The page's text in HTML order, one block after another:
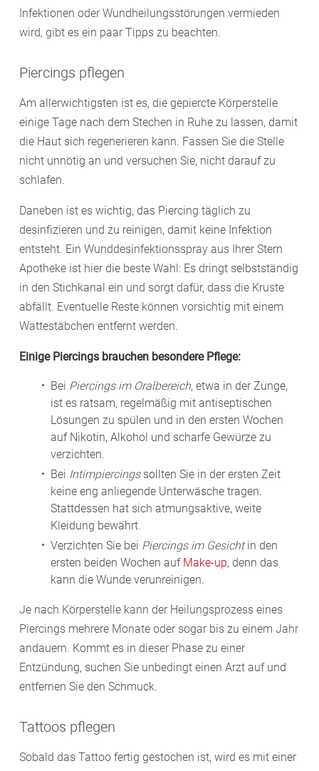
Infektionen oder Wundheilungsstörungen vermieden
wird, gibt es ein paar Tipps zu beachten.
Piercings pflegen
Am allerwichtigsten ist es, die gepiercte Körperstelle
einige Tage nach dem Stechen in Ruhe zu lassen, damit
die Haut sich regenerieren kann. Fassen Sie die Stelle
nicht unnötig an und versuchen Sie, nicht darauf zu
schlafen.
Daneben ist es wichtig, das Piercing täglich zu
desinfizieren und zu reinigen, damit keine Infektion
entsteht. Ein Wunddesinfektionsspray aus Ihrer Stern
Apotheke ist hier die beste Wahl: Es dringt selbstständig
in den Stichkanal ein und sorgt dafür, dass die Kruste
abfällt. Eventuelle Reste können vorsichtig mit einem
Wattestäbchen entfernt werden.
Einige Piercings brauchen besondere Pflege:
Bei Piercings im Oralbereich, etwa in der Zunge,
ist es ratsam, regelmäßig mit antiseptischen
Lösungen zu spülen und in den ersten Wochen
auf Nikotin, Alkohol und scharfe Gewürze zu
verzichten.
Bei Intimpiercings sollten Sie in der ersten Zeit
keine eng anliegende Unterwäsche tragen.
Stattdessen hat sich atmungsaktive, weite
Kleidung bewährt.
Verzichten Sie bei Piercings im Gesichtin den
ersten beiden Wochen auf Make-up, denn das
kann die Wunde verunreinigen.
Je nach Körperstelle kann der Heilungsprozess eines
Piercings mehrere Monate oder sogar bis zu einem Jahr
andauern. Kommt es in dieser Phase zu einer
Entzündung, suchen Sie unbedingt einen Arzt auf und
entfernen Sie den Schmuck.
Tattoos pflegen
Sobald das Tattoo fertig gestochen ist, wird es mit einer